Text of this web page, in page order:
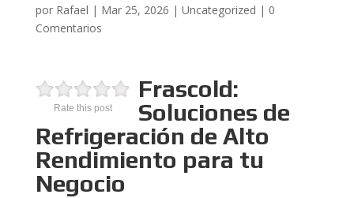
por Rafael | Mar 25, 2026 | Uncategorized | 0
Comentarios
Rate this post
Frascold:
Soluciones de
Refrigeración de Alto
Rendimiento para tu
Negocio